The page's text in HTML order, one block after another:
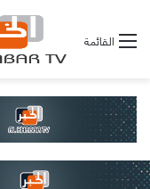
القائمة